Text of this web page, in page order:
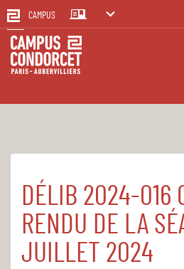
CAMPUS
Accueil Le Campus
Registre des actes
Délibérations CA 2024
DÉLIB 2024-016
RENDU DE LA
JUILLET 2024